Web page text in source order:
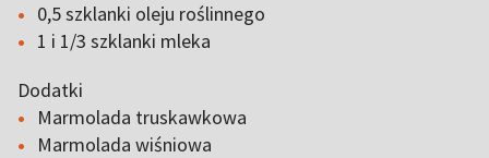
0,5 szklanki oleju roślinnego
1 i 1/3 szklanki mleka
Dodatki
Marmolada truskawkowa
Marmolada wiśniowa